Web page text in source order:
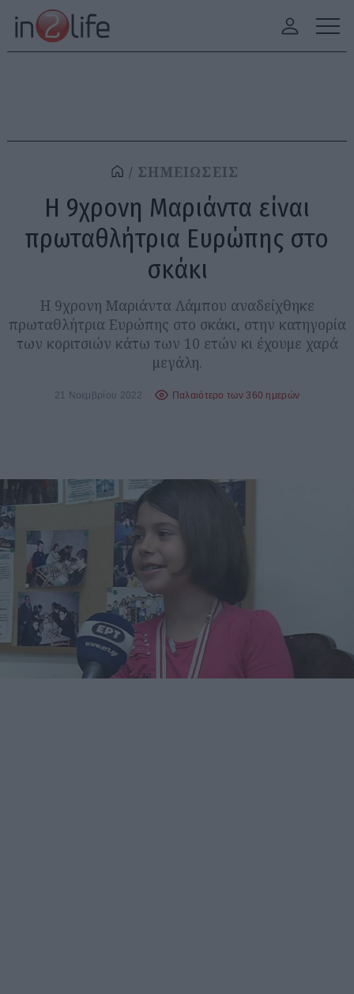
ΣΗΜΕΙΩΣΕΙΣ
Η 9χρονη Μαριάντα είναι
πρωταθλήτρια Ευρώπης στο
σκάκι
Η 9χρονη Μαριάντα Λάμπου αναδείχθηκε
πρωταθλήτρια Ευρώπης στο σκάκι, στην κατηγορία
των κοριτσιών κάτω των 10 ετών κι έχουμε χαρά
μεγάλη.
21 Νοεμβρίου 2022 Παλαιότερο των 360 ημερών